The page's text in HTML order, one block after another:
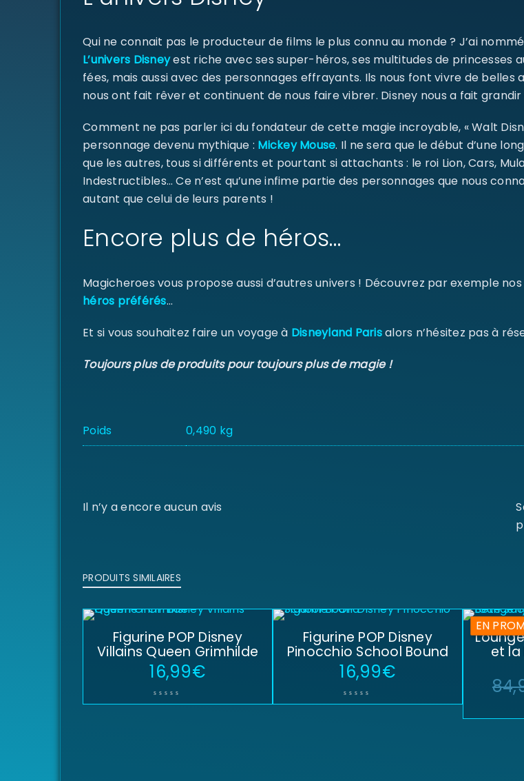
Mot de passe*
Se
SE CONNECTER
Qui ne connait pas le producteur de films le plus connu au monde ? J’ai
L’univers Disneyest riche avec ses super-héros, ses multitudes de princesses
fées, mais aussi avec des personnages effrayants. Ils nous font vivre de
nous ont fait rêver et continuent de nous faire vibrer. Disney nous a fait
Comment ne pas parler ici du fondateur de cette magie incroyable, « Walt
personnage devenu mythique : Mickey Mouse. Il ne sera que le début d’une
que les autres, tous si différents et pourtant si attachants : le roi Lion, Cars,
Indestructibles… Ce n’est qu’une infime partie des personnages que nous
autant que celui de leurs parents !
Encore plus de héros…
Magicheroes vous propose aussi d’autres univers ! Découvrez par exemple
héros préférés…
Et si vous souhaitez faire un voyage à Disneyland Parisalors n’hésitez pas à
Toujours plus de produits pour toujours plus de magie !
Poids 0,490 kg
Il n’y a encore aucun avis
PRODUITS SIMILAIRES
Figurine POP Disney
Villains Queen Grimhilde
16,99€
Figurine POP Disney
Pinocchio School Bound
16,99€
EN
et la